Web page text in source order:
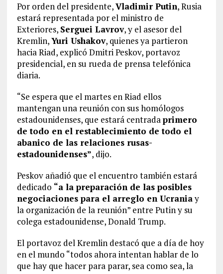
Por orden del presidente,Vladimir Putin, Rusia
estará representada por el ministro de
Exteriores, Serguei Lavrov, y el asesor del
Kremlin,Yuri Ushakov, quienes ya partieron
hacia Riad, explicó Dmitri Peskov, portavoz
presidencial, en su rueda de prensa telefónica
diaria.
“Se espera que el martes en Riad ellos
mantengan una reunión con sus homólogos
estadounidenses, que estará centradaprimero
de todo en el restablecimiento de todo el
abanico de las relaciones rusas-
estadounidenses”, dijo.
Peskov añadió que el encuentro también estará
dedicado “a la preparación de las posibles
negociaciones para el arreglo en Ucraniay
la organización de la reunión” entre Putin y su
colega estadounidense, Donald Trump.
El portavoz del Kremlin destacó que a día de hoy
en el mundo “todos ahora intentan hablar de lo
que hay que hacer para parar, sea como sea, la